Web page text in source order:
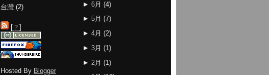
► 6月 (4)
► 5月 (7)
► 4月 (2)
► 3月 (1 )
► 2月 (1)
台灣 (2)
[ ？ ]
Hosted By Blogger